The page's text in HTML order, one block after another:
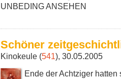
UNBEDING ANSEHEN
Schöner
Kinokeule (541), 30.05.2005
Ende der Achtziger